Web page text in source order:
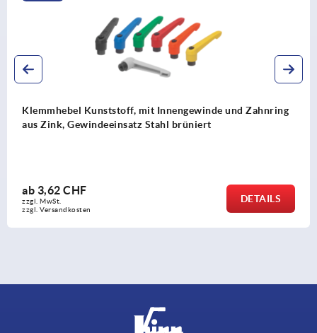
Klemmhebel Kunststoff, mit Innengewinde und Zahnring
aus Zink, Gewindeeinsatz Stahl brüniert
ab 3,62 CHF
zzgl. MwSt.
zzgl. Versandkosten
DETAILS